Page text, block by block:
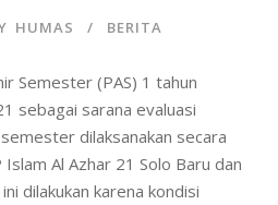
HUMAS BERITA
Semester (PAS) 1 tahun
sebagai sarana evaluasi
dilaksanakan secara
Al Azhar 21 Solo Baru dan
dilakukan karena kondisi